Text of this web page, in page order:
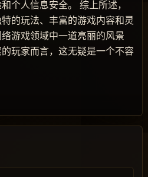
个人信息安全。 综上所述，
的玩法、丰富的游戏内容和灵
游戏领域中一道亮丽的风景
玩家而言，这无疑是一个不容